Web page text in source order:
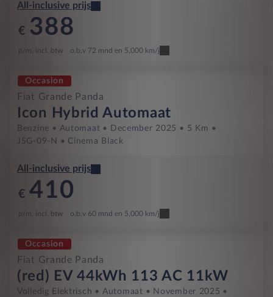
All-inclusive prijs
€ 388
p/m. incl. btw o.b.v 72 mnd en 5,000 km/j
Occasion
Fiat Grande Panda
Icon Hybrid Automaat
Benzine Automaat December 2025
5 Km
JSG-09-N
Cinema Black
All-inclusive prijs
€ 410
p/m. incl. btw o.b.v 60 mnd en 5,000 km/j
Occasion
Fiat Grande Panda
(red) EV 44kWh 113 AC 11kW
Volledig Elektrisch Automaat
November 2025